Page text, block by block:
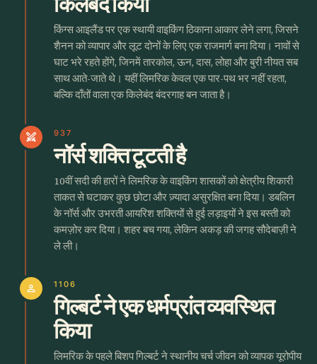
किंग्स आइलैंड पर एक स्थायी वाइकिंग ठिकाना आकार लेने लगा, जिसने
शैनन को व्यापार और लूट दोनों के लिए एक राजमार्ग बना दिया। नावों से
घाट भरे रहते होंगे, जिनमें तारकोल, ऊन, दास, लोहा और बुरी नीयत सब
साथ आते-जाते थे। यहीं लिमरिक केवल एक पार-पथ भर नहीं रहता,
बल्कि दाँतों वाला एक किलेबंद बंदरगाह बन जाता है।
swords 937
नॉर्स शक्ति टूटती है
10वीं सदी की हारों ने लिमरिक के वाइकिंग शासकों को क्षेत्रीय शिकारी
ताकत से घटाकर कुछ छोटा और ज़्यादा असुरक्षित बना दिया। डबलिन
के नॉर्स और उभरती आयरिश शक्तियों से हुई लड़ाइयों ने इस बस्ती को
कमज़ोर कर दिया। शहर बच गया, लेकिन अकड़ की जगह सौदेबाज़ी ने
ले ली।
person 1106
गिल्बर्ट ने एक धर्मप्रांत व्यवस्थित
किया
लिमरिक के पहले बिशप गिल्बर्ट ने स्थानीय चर्च जीवन को व्यापक यूरोपीय